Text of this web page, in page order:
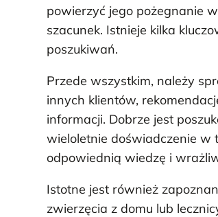
powierzyć jego pożegnanie
szacunek. Istnieje kilka
poszukiwań.
Przede wszystkim, należy
innych klientów,
informacji. Dobrze jest
wieloletnie doświadczenie w
odpowiednią wiedzę i
Istotne jest również
zwierzęcia z domu lub